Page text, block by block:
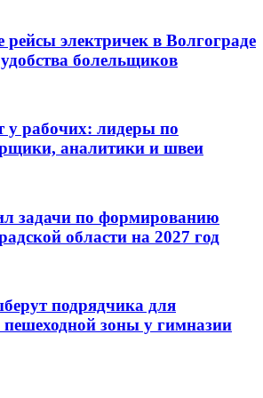
электричек в Волгограде
болельщиков
у рабочих: лидеры по
аналитики и швеи
задачи по формированию
области на 2027 год
подрядчика для
пешеходной зоны у гимназии